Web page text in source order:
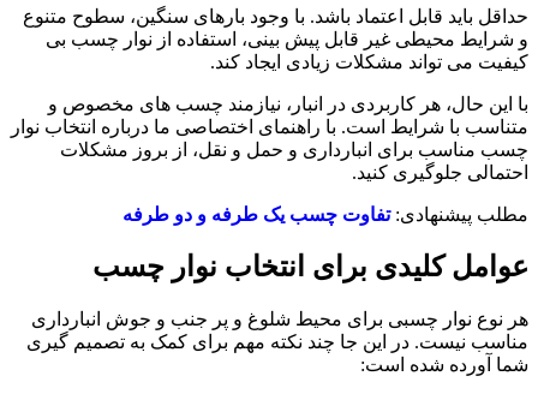
حداقل باید قابل اعتماد باشد. با وجود بارهای سنگین، سطوح متنوع
و شرایط محیطی غیر قابل پیش ‌بینی، استفاده از نوار چسب بی‌
کیفیت می ‌تواند مشکلات زیادی ایجاد کند.
با این حال، هر کاربردی در انبار، نیازمند چسب ‌های مخصوص و
متناسب با شرایط است. با راهنمای اختصاصی ما درباره انتخاب نوار
چسب مناسب برای انبارداری و حمل ‌و نقل، از بروز مشکلات
احتمالی جلوگیری کنید.
مطلب پیشنهادی:تفاوت چسب یک طرفه و دو طرفه
عوامل کلیدی برای انتخاب نوار چسب
هر نوع نوار چسبی برای محیط شلوغ و پر جنب‌ و جوش انبارداری
مناسب نیست. در این جا چند نکته مهم برای کمک به تصمیم ‌گیری
شما آورده شده است: